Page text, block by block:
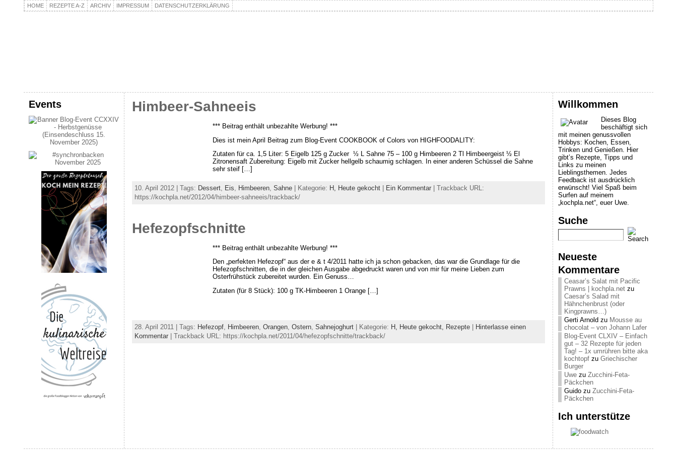
HOME REZEPTE A-Z ARCHIV IMPRESSUM DATENSCHUTZERKLÄRUNG
Events Himbeer-Sahneeis
*** Beitrag enthält unbezahlte Werbung! ***
Dies ist mein April Beitrag zum Blog-Event COOKBOOK of Colors von HIGHFOODALITY:
Zutaten für ca. 1,5 Liter: 5 Eigelb 125 g Zucker ½ L Sahne 75 – 100 g Himbeeren 2 Tl Himbeergeist ½ El
Zitronensaft Zubereitung: Eigelb mit Zucker hellgelb schaumig schlagen. In einer anderen Schüssel die Sahne
sehr steif […]
10. April 2012 | Tags: Dessert Eis Himbeeren Sahne | Kategorie: H, Heute gekocht Ein Kommentar | Trackback URL:
https://kochpla.net/2012/04/himbeer-sahneeis/trackback/
Hefezopfschnitte
*** Beitrag enthält unbezahlte Werbung! ***
Den „perfekten Hefezopf“ aus der e & t 4/2011 hatte ich ja schon gebacken, das war die Grundlage für die
Hefezopfschnitten, die in der gleichen Ausgabe abgedruckt waren und von mir für meine Lieben zum
Osterfrühstück zubereitet wurden. Ein Genuss…
Zutaten (für 8 Stück): 100 g TK-Himbeeren 1 Orange […]
28. April 2011 | Tags: Hefezopf Himbeeren Orangen Ostern Sahnejoghurt | Kategorie: H, Heute gekocht, Rezepte | Hinterlasse einen
Kommentar | Trackback URL: https://kochpla.net/2011/04/hefezopfschnitte/trackback/
Willkommen
Dieses Blog
beschäftigt sich
mit meinen genussvollen
Hobbys: Kochen, Essen,
Trinken und Genießen. Hier
gibt’s Rezepte, Tipps und
Links zu meinen
Lieblingsthemen. Jedes
Feedback ist ausdrücklich
erwünscht! Viel Spaß beim
Surfen auf meinem
„kochpla.net“, euer Uwe.
Suche
Neueste
Kommentare
Ceasar’s Salat mit Pacific
Prawns | kochpla.net zu
Caesar’s Salad mit
Hähnchenbrust (oder
Kingprawns…)
Gerti Arnold zu Mousse au
chocolat – von Johann Lafer
Blog-Event CLXIV – Einfach
gut – 32 Rezepte für jeden
Tag! – 1x umrühren bitte aka
kochtopf zu Griechischer
Burger
Uwe zu Zucchini-Feta-
Päckchen
Guido zu Zucchini-Feta-
Päckchen
Ich unterstütze